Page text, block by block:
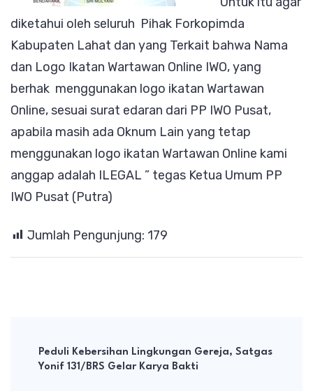
diketahui oleh seluruh Pihak Forkopimda
Kabupaten Lahat dan yang Terkait bahwa Nama
dan Logo Ikatan Wartawan Online IWO, yang
berhak menggunakan logo ikatan Wartawan
Online, sesuai surat edaran dari PP IWO Pusat,
apabila masih ada Oknum Lain yang tetap
menggunakan logo ikatan Wartawan Online kami
anggap adalah ILEGAL ” tegas Ketua Umum PP
IWO Pusat (Putra)
Jumlah Pengunjung: 179
Navigation
Peduli Kebersihan Lingkungan Gereja, Satgas
Yonif 131/BRS Gelar Karya Bakti